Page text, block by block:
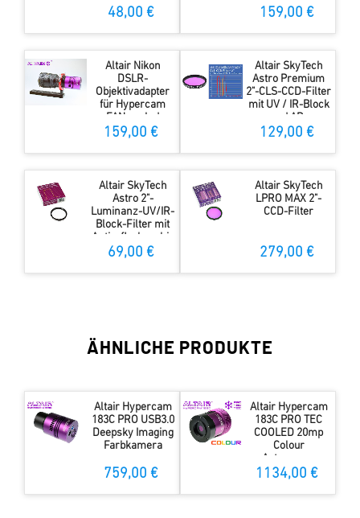
48,00 €
Kamera
159,00 €
Altair Nikon
DSLR-
Objektivadapter
für Hypercam
FAN cooled
Kamera
159,00 €
Altair SkyTech
Astro Premium
2"-CLS-CCD-Filter
mit UV / IR-Block
und AR-
Beschichtung
129,00 €
Altair SkyTech
Astro 2"-
Luminanz-UV/IR-
Block-Filter mit
Antireflexbeschic
htung
69,00 €
Altair SkyTech
LPRO MAX 2"-
CCD-Filter
279,00 €
ÄHNLICHE PRODUKTE
Altair Hypercam
183C PRO USB3.0
Deepsky Imaging
Farbkamera
759,00 €
Altair Hypercam
183C PRO TEC
COOLED 20mp
Colour
Astronomy
Imaging Camera
RAM
1134,00 €